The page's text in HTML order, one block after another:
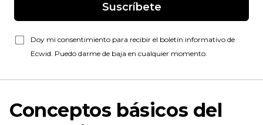
Suscríbete
Doy mi consentimiento para recibir el boletín informativo de
Ecwid. Puedo darme de baja en cualquier momento.
Conceptos básicos del